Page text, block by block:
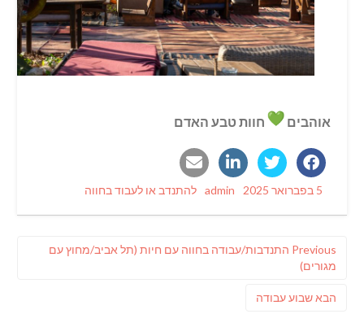
אוהבים חוות טבע האדם
Posted
5 בפברואר 2025 Author
admin
Categories
להתנדב או לעבוד בחווה
Previous
Previous
התנדבות/עבודה בחווה עם חיות (תל אביב/מחוץ עם
מגורים)
הבאפוסט
שבוע עבודה